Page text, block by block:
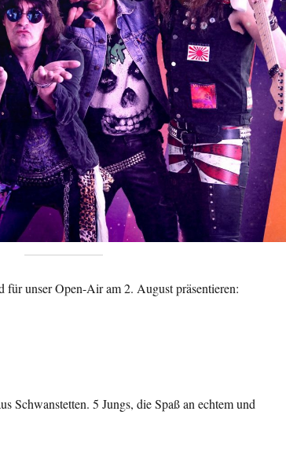
für unser Open-Air am 2. August präsentieren:
Schwanstetten. 5 Jungs, die Spaß an echtem und